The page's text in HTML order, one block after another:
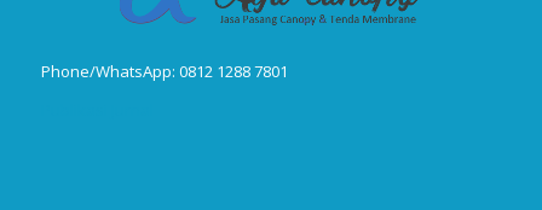
Phone/WhatsApp: 0812 1288 7801